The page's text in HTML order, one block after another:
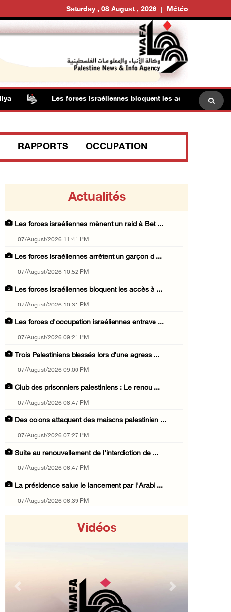
Saturday , 08 August , 2026 Météo
Les forces israéliennes bloquent les accès à Ya'bad, au
RAPPORTS OCCUPATION
Actualités
Les forces israéliennes mènent un raid à Bet ...
07/August/2026 11:41 PM
Les forces israéliennes arrêtent un garçon d ...
07/August/2026 10:52 PM
Les forces israéliennes bloquent les accès à ...
07/August/2026 10:31 PM
Les forces d'occupation israéliennes entrave ...
07/August/2026 09:21 PM
Trois Palestiniens blessés lors d'une agress ...
07/August/2026 09:00 PM
Club des prisonniers palestiniens : Le renou ...
07/August/2026 08:47 PM
Des colons attaquent des maisons palestinien ...
07/August/2026 07:27 PM
Suite au renouvellement de l'interdiction de ...
07/August/2026 06:47 PM
La présidence salue le lancement par l'Arabi ...
07/August/2026 06:39 PM
07/August/2026 06:14 PM
Environ 70 000 fidèles ont accompli la prièr ...
07/August/2026 02:45 PM
Vidéos
Previous Next